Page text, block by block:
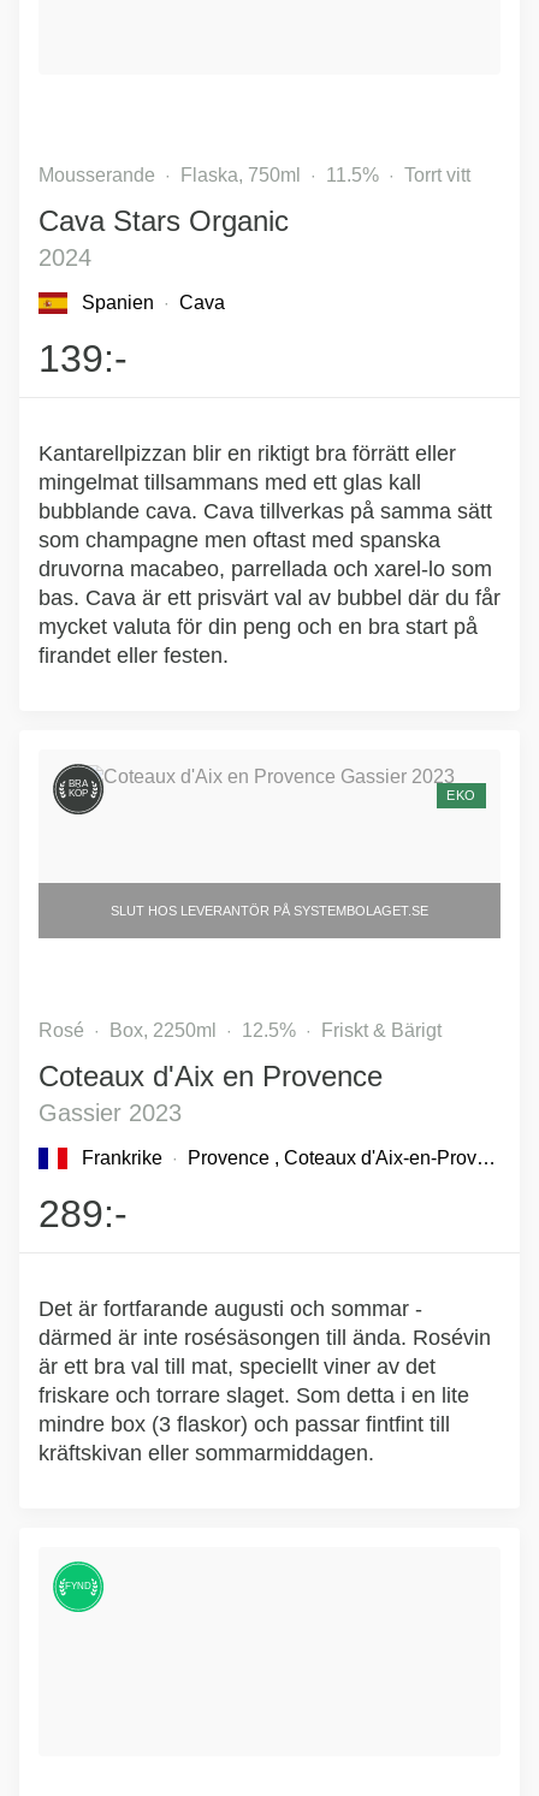
Mousserande Flaska, 750ml 11.5% Torrt vitt
Cava Stars Organic
2024
Spanien Cava
139:-
Kantarellpizzan blir en riktigt bra förrätt eller
mingelmat tillsammans med ett glas kall
bubblande cava. Cava tillverkas på samma sätt
som champagne men oftast med spanska
druvorna macabeo, parrellada och xarel-lo som
bas. Cava är ett prisvärt val av bubbel där du får
mycket valuta för din peng och en bra start på
firandet eller festen.
BRA
KÖP
EKO
Rosé Box, 2250ml 12.5% Friskt & Bärigt
Coteaux d'Aix en Provence
Gassier 2023
Frankrike Provence , Coteaux d'Aix-en-Provence
289:-
Det är fortfarande augusti och sommar -
därmed är inte rosésäsongen till ända. Rosévin
är ett bra val till mat, speciellt viner av det
friskare och torrare slaget. Som detta i en lite
mindre box (3 flaskor) och passar fintfint till
kräftskivan eller sommarmiddagen.
FYND